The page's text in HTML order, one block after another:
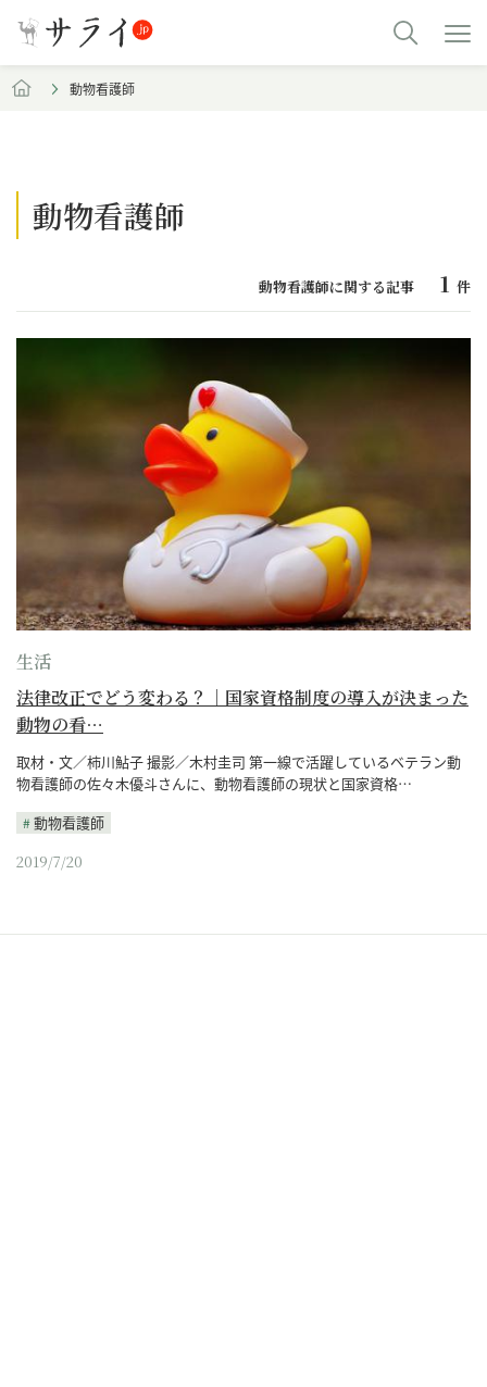
動物看護師
動物看護師
動物看護師に関する記事 1 件
生活
法律改正でどう変わる？｜国家資格制度の導入が決まった
動物の看…
取材・文／柿川鮎子 撮影／木村圭司 第一線で活躍しているベテラン動
物看護師の佐々木優斗さんに、動物看護師の現状と国家資格…
動物看護師
2019/7/20